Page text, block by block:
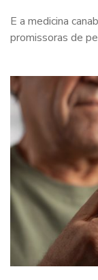
E a medicina
promissoras de